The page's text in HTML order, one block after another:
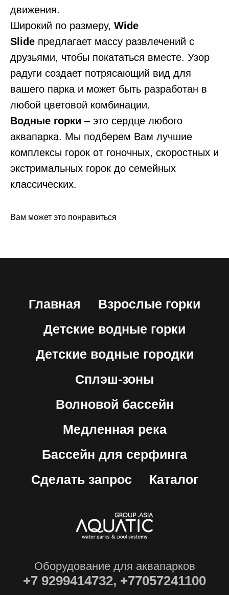
движения.
Широкий по размеру, Wide
Slide предлагает массу развлечений с
друзьями, чтобы покататься вместе. Узор
радуги создает потрясающий вид для
вашего парка и может быть разработан в
любой цветовой комбинации.
Водные горки – это сердце любого
аквапарка. Мы подберем Вам лучшие
комплексы горок от гоночных, скоростных и
экстримальных горок до семейных
классических.
Вам может это понравиться
Главная
Взрослые горки
Детские водные горки
Детские водные городки
Сплэш-зоны
Волновой бассейн
Медленная река
Бассейн для серфинга
Сделать запрос
Каталог
Оборудование для аквапарков
+7 9299414732, +77057241100